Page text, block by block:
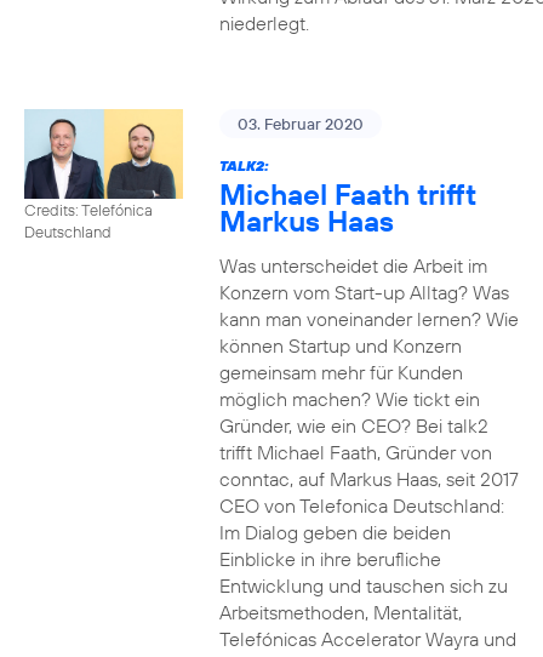
niederlegt.
Credits: Telefónica
Deutschland
03. Februar 2020
TALK2:
Michael Faath trifft
Markus Haas
Was unterscheidet die Arbeit im
Konzern vom Start-up Alltag? Was
kann man voneinander lernen? Wie
können Startup und Konzern
gemeinsam mehr für Kunden
möglich machen? Wie tickt ein
Gründer, wie ein CEO? Bei talk2
trifft Michael Faath, Gründer von
conntac, auf Markus Haas, seit 2017
CEO von Telefonica Deutschland:
Im Dialog geben die beiden
Einblicke in ihre berufliche
Entwicklung und tauschen sich zu
Arbeitsmethoden, Mentalität,
Telefónicas Accelerator Wayra und